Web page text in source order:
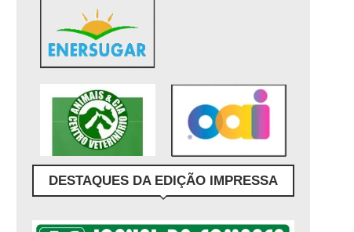
DESTAQUES DA EDIÇÃO IMPRESSA